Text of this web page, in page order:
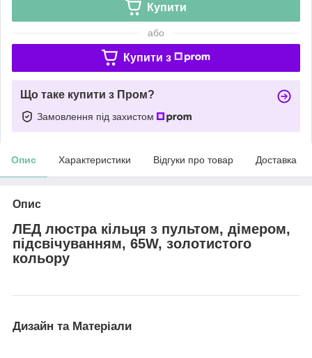
Купити
або
Купити з
Що таке купити з Пром?
Замовлення під захистом
Опис Характеристики Відгуки про товар Доставка
Опис
ЛЕД люстра кільця з пультом, дімером,
підсвічуванням, 65W, золотистого
кольору
Дизайн та Матеріали